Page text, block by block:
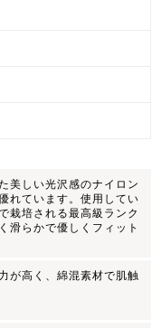
美しい光沢感のナイロン
れています。使用してい
栽培される最高級ランク
滑らかで優しくフィット
が高く、綿混素材で肌触